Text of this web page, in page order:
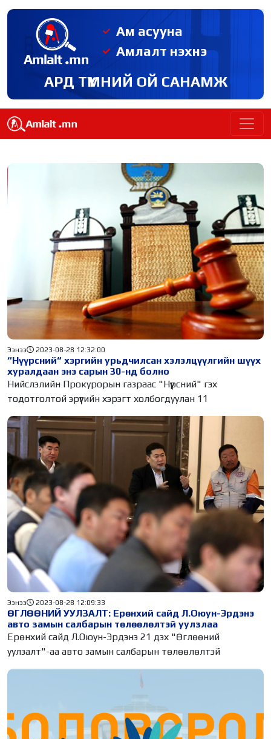
Ам асууна
Амлалт нэхнэ
АРД ТҮМНИЙ ОЙ САНАМЖ
“Нүүрсний“ хэргийн урьдчилсан хэлэлцүүлгийн шүүх
хуралдаан энэ сарын 30-нд болно
Ээнээ 2023-08-28 12:32:00
Нийслэлийн Прокурорын газраас "Нүүрсний" гэх
тодотголтой эрүүгийн хэрэгт холбогдуулан 11
ӨГЛӨӨНИЙ УУЛЗАЛТ: Ерөнхий сайд Л.Оюун-Эрдэнэ
авто замын салбарын төлөөлөлтэй уулзлаа
Ээнээ 2023-08-28 12:09:33
Ерөнхий сайд Л.Оюун-Эрдэнэ 21 дэх "Өглөөний
уулзалт"-аа авто замын салбарын төлөөлөлтэй